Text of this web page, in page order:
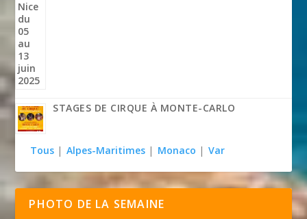
STAGES DE CIRQUE À MONTE-CARLO
Tous | Alpes-Maritimes | Monaco | Var
PHOTO DE LA SEMAINE